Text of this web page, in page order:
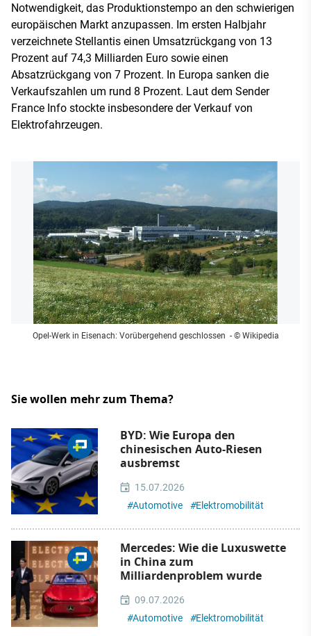
Notwendigkeit, das Produktionstempo an den schwierigen
europäischen Markt anzupassen. Im ersten Halbjahr
verzeichnete Stellantis einen Umsatzrückgang von 13
Prozent auf 74,3 Milliarden Euro sowie einen
Absatzrückgang von 7 Prozent. In Europa sanken die
Verkaufszahlen um rund 8 Prozent. Laut dem Sender
France Info stockte insbesondere der Verkauf von
Elektrofahrzeugen.
Opel-Werk in Eisenach: Vorübergehend geschlossen - © Wikipedia
Sie wollen mehr zum Thema?
BYD: Wie Europa den
chinesischen Auto-Riesen
ausbremst
15.07.2026
#Automotive #Elektromobilität
Mercedes: Wie die Luxuswette
in China zum
Milliardenproblem wurde
09.07.2026
#Automotive #Elektromobilität